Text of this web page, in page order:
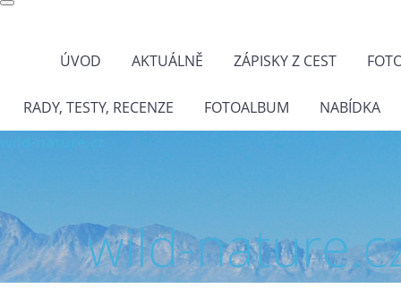
ÚVOD AKTUÁLNĚ ZÁPISKY Z CEST
RADY, TESTY, RECENZE FOTOALBUM NABÍDKA
wild-